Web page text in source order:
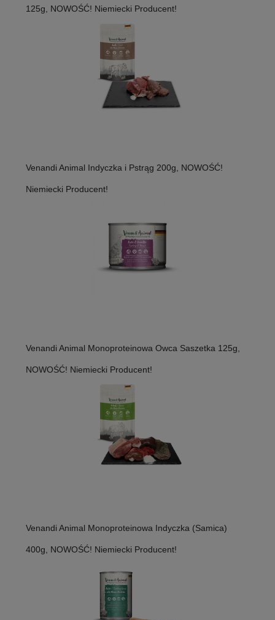
125g, NOWOŚĆ! Niemiecki Producent!
Venandi Animal Indyczka i Pstrąg 200g, NOWOŚĆ!
Niemiecki Producent!
Venandi Animal Monoproteinowa Owca Saszetka 125g,
NOWOŚĆ! Niemiecki Producent!
Venandi Animal Monoproteinowa Indyczka (Samica)
400g, NOWOŚĆ! Niemiecki Producent!